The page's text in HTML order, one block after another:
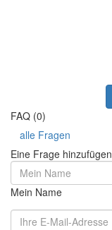
FAQ (0)
alle Fragen
Eine Frage hinzufügen
Mein Name